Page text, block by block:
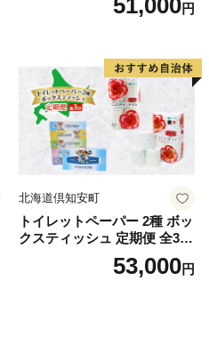
72ロール 全18種 花柄 プリン
ー 消耗品 備蓄 送料無料 北海
道 倶知安町 日用品
51,000円
北海道倶知安町
トイレットペーパー 2種 ボッ
クスティッシュ 定期便 全3
回 日本製 まとめ買い 防災
常備品 日用雑貨 消耗品 生活
53,000円